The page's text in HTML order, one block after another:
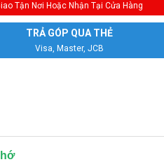
Tận Nơi Hoặc Nhận Tại Cửa Hàng
TRẢ GÓP QUA THẺ
Visa, Master, JCB